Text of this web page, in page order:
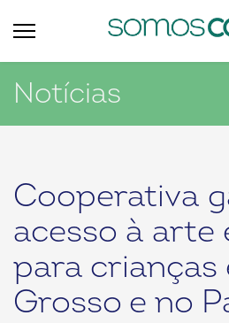
Notícias
Cooperativa
acesso à arte
para crianças
Grosso e no